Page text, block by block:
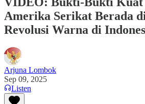
Amerika Serikat Berada
Revolusi Warna di
Arjuna Lombok
Sep 09, 2025
Listen